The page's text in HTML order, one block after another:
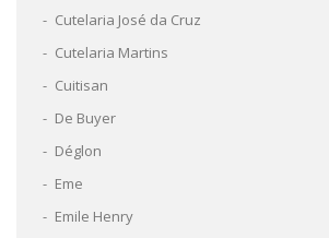
Cutelaria José da Cruz
Cutelaria Martins
Cuitisan
De Buyer
Déglon
Eme
Emile Henry